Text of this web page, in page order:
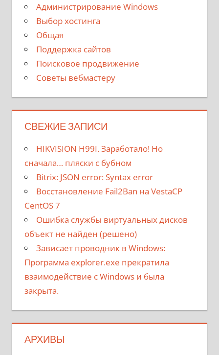
Администрирование Windows
Выбор хостинга
Общая
Поддержка сайтов
Поисковое продвижение
Советы вебмастеру
СВЕЖИЕ ЗАПИСИ
HIKVISION H99I. Заработало! Но
сначала… пляски с бубном
Bitrix: JSON error: Syntax error
Восстановление Fail2Ban на VestaCP
CentOS 7
Ошибка службы виртуальных дисков
объект не найден (решено)
Зависает проводник в Windows:
Программа explorer.exe прекратила
взаимодействие с Windows и была
закрыта.
АРХИВЫ